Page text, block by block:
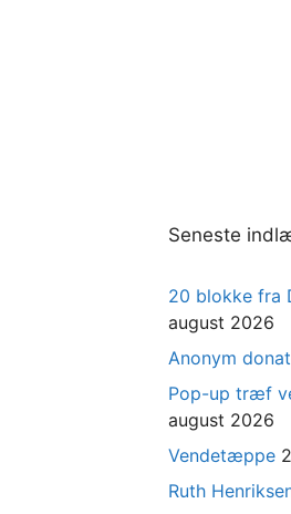
Seneste
20 blokke fra
august 2026
Anonym
Pop-up træf
august 2026
Vendetæppe
Ruth